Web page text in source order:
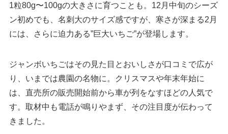
1粒80g〜100gの大きさに育つことも。12月中旬のシーズ
ン初めでも、名刺大のサイズ感ですが、寒さが深まる2月
には、さらに迫力ある”巨大いちご”が登場します。
ジャンボいちごはその見た目とおいしさが口コミで広が
り、いまでは農園の名物に。クリスマスや年末年始に
は、直売所の販売開始前から車が列をなすほどの人気で
す。取材中も電話が鳴りやまず、その注目度が伝わって
きました。